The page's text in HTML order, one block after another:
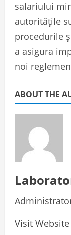
salariului
autoritățile
procedurile
a asigura
noi
ABOUT THE
Visit Website